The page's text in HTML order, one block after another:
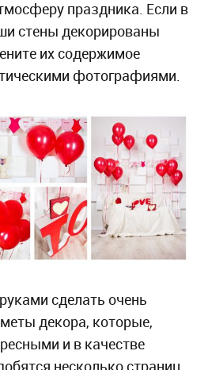
праздника. Если в
стены декорированы
их содержимое
фотографиями.
сделать очень
декора, которые,
и в качестве
несколько страниц